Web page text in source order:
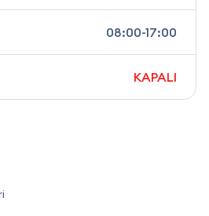
08:00-17:00
KAPALI